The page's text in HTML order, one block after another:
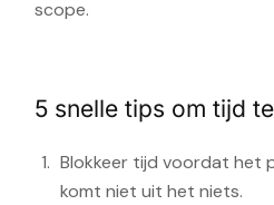
scope.
5 snelle tips om tijd
Blokkeer tijd voordat het
komt niet uit het niets.